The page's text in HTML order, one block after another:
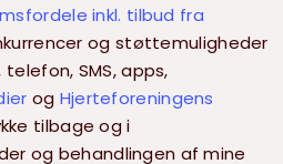
inkl. tilbud fra
og støttemuligheder
SMS, apps,
og Hjerteforeningens
tilbage og i
og behandlingen af mine